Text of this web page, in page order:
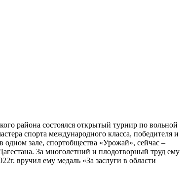
района состоялся открытый турнир по вольной
спорта международного класса, победителя и
одном зале, спортобщества «Урожай», сейчас –
За многолетний и плодотворный труд ему
вручил ему медаль «За заслуги в области